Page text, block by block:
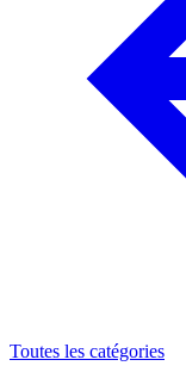
Toutes les catégories